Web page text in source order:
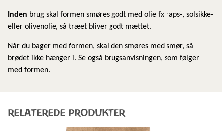
Inden brug skal formen smøres godt med olie fx raps-, solsikke-
eller olivenolie, så træet bliver godt mættet.
Når du bager med formen, skal den smøres med smør, så
brødet ikke hænger i. Se også brugsanvisningen, som følger
med formen.
RELATEREDE PRODUKTER